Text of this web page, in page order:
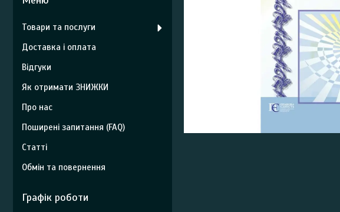
Товари та послуги
Доставка і оплата
Відгуки
Як отримати ЗНИЖКИ
Про нас
Поширені запитання (FAQ)
Статті
Обмін та повернення
Графік роботи